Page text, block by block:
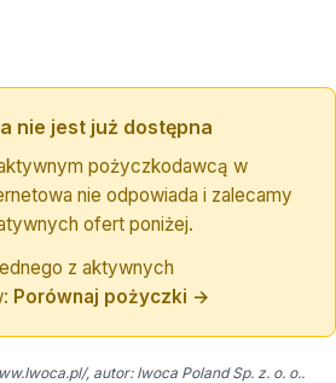
nie jest już dostępna
pożyczkodawcą w
nie odpowiada i zalecamy
ofert poniżej.
z aktywnych
Porównaj pożyczki →
, autor: Iwoca Poland Sp. z. o. o..